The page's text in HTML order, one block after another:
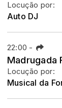
Locução por:
Auto DJ
22:00 -
Madrugada
Locução por:
Musical da